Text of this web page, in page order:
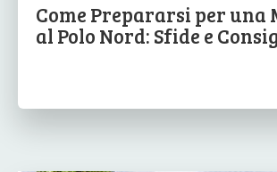
Come Prepararsi per una
al Polo Nord: Sfide e